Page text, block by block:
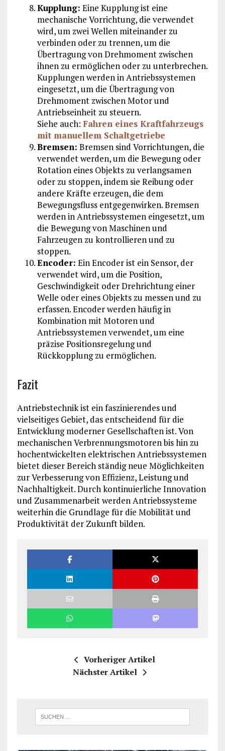
Kupplung: Eine Kupplung ist eine
mechanische Vorrichtung, die verwendet
wird, um zwei Wellen miteinander zu
verbinden oder zu trennen, um die
Übertragung von Drehmoment zwischen
ihnen zu ermöglichen oder zu unterbrechen.
Kupplungen werden in Antriebssystemen
eingesetzt, um die Übertragung von
Drehmoment zwischen Motor und
Antriebseinheit zu steuern.
Siehe auch: Fahren eines Kraftfahrzeugs
mit manuellem Schaltgetriebe
Bremsen: Bremsen sind Vorrichtungen, die
verwendet werden, um die Bewegung oder
Rotation eines Objekts zu verlangsamen
oder zu stoppen, indem sie Reibung oder
andere Kräfte erzeugen, die dem
Bewegungsfluss entgegenwirken. Bremsen
werden in Antriebssystemen eingesetzt, um
die Bewegung von Maschinen und
Fahrzeugen zu kontrollieren und zu
stoppen.
Encoder: Ein Encoder ist ein Sensor, der
verwendet wird, um die Position,
Geschwindigkeit oder Drehrichtung einer
Welle oder eines Objekts zu messen und zu
erfassen. Encoder werden häufig in
Kombination mit Motoren und
Antriebssystemen verwendet, um eine
präzise Positionsregelung und
Rückkopplung zu ermöglichen.
Fazit
Antriebstechnik ist ein faszinierendes und
vielseitiges Gebiet, das entscheidend für die
Entwicklung moderner Gesellschaften ist. Von
mechanischen Verbrennungsmotoren bis hin zu
hochentwickelten elektrischen Antriebssystemen
bietet dieser Bereich ständig neue Möglichkeiten
zur Verbesserung von Effizienz, Leistung und
Nachhaltigkeit. Durch kontinuierliche Innovation
und Zusammenarbeit werden Antriebssysteme
weiterhin die Grundlage für die Mobilität und
Produktivität der Zukunft bilden.
Vorheriger Artikel
Nächster Artikel